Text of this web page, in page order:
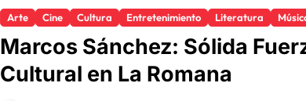
Arte Cine Cultura Entretenimiento Literatura
Marcos Sánchez: Sólida
Cultural en La Romana